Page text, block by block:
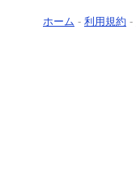
ホーム - 利用規約 -